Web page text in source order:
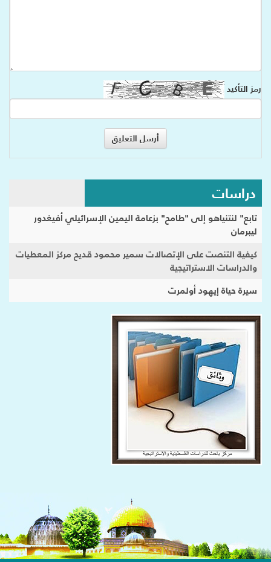
رمز التأكيد
دراسات
تابع" لنتنياهو إلى "طامح" بزعامة اليمين الإسرائيلي أفيغدور
ليبرمان
كيفية التنصت على الإتصالات سمير محمود قديح مركز المعطيات
والدراسات الاستراتيجية
سيرة حياة إيهود أولمرت